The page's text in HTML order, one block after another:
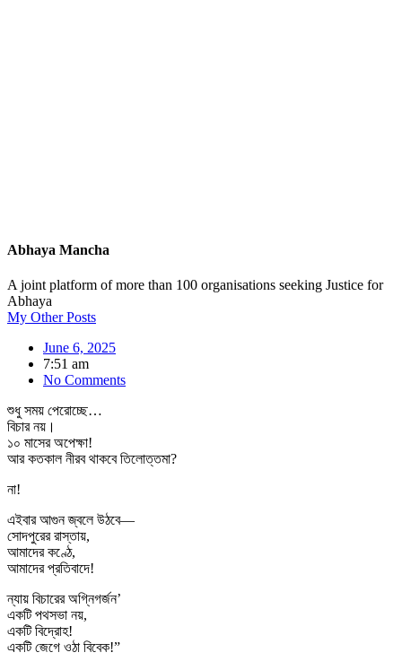
Abhaya Mancha
A joint platform of more than 100 organisations seeking Justice for
Abhaya
My Other Posts
June 6, 2025
7:51 am
No Comments
শুধু সময় পেরোচ্ছে…
বিচার নয়।
১০ মাসের অপেক্ষা!
আর কতকাল নীরব থাকবে তিলোত্তমা?
না!
এইবার আগুন জ্বলে উঠবে—
সোদপুরের রাস্তায়,
আমাদের কণ্ঠে,
আমাদের প্রতিবাদে!
ন্যায় বিচারের অগ্নিগর্জন’
একটি পথসভা নয়,
একটি বিদ্রোহ!
একটি জেগে ওঠা বিবেক!”